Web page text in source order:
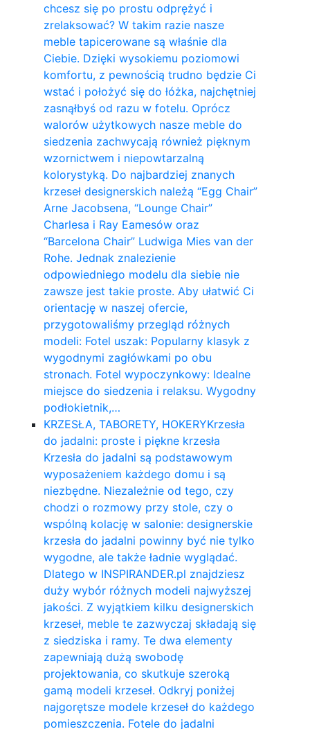
chcesz się po prostu odprężyć i
zrelaksować? W takim razie nasze
meble tapicerowane są właśnie dla
Ciebie. Dzięki wysokiemu poziomowi
komfortu, z pewnością trudno będzie Ci
wstać i położyć się do łóżka, najchętniej
zasnąłbyś od razu w fotelu. Oprócz
walorów użytkowych nasze meble do
siedzenia zachwycają również pięknym
wzornictwem i niepowtarzalną
kolorystyką. Do najbardziej znanych
krzeseł designerskich należą “Egg Chair”
Arne Jacobsena, “Lounge Chair”
Charlesa i Ray Eamesów oraz
“Barcelona Chair” Ludwiga Mies van der
Rohe. Jednak znalezienie
odpowiedniego modelu dla siebie nie
zawsze jest takie proste. Aby ułatwić Ci
orientację w naszej ofercie,
przygotowaliśmy przegląd różnych
modeli: Fotel uszak: Popularny klasyk z
wygodnymi zagłówkami po obu
stronach. Fotel wypoczynkowy: Idealne
miejsce do siedzenia i relaksu. Wygodny
podłokietnik,…
KRZESŁA, TABORETY, HOKERYKrzesła
do jadalni: proste i piękne krzesła
Krzesła do jadalni są podstawowym
wyposażeniem każdego domu i są
niezbędne. Niezależnie od tego, czy
chodzi o rozmowy przy stole, czy o
wspólną kolację w salonie: designerskie
krzesła do jadalni powinny być nie tylko
wygodne, ale także ładnie wyglądać.
Dlatego w INSPIRANDER.pl znajdziesz
duży wybór różnych modeli najwyższej
jakości. Z wyjątkiem kilku designerskich
krzeseł, meble te zazwyczaj składają się
z siedziska i ramy. Te dwa elementy
zapewniają dużą swobodę
projektowania, co skutkuje szeroką
gamą modeli krzeseł. Odkryj poniżej
najgorętsze modele krzeseł do każdego
pomieszczenia. Fotele do jadalni